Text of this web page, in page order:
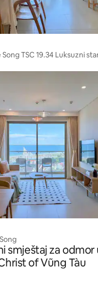
TSC 19.34 Luksuzni
smještaj za odmor
of Vũng Tàu